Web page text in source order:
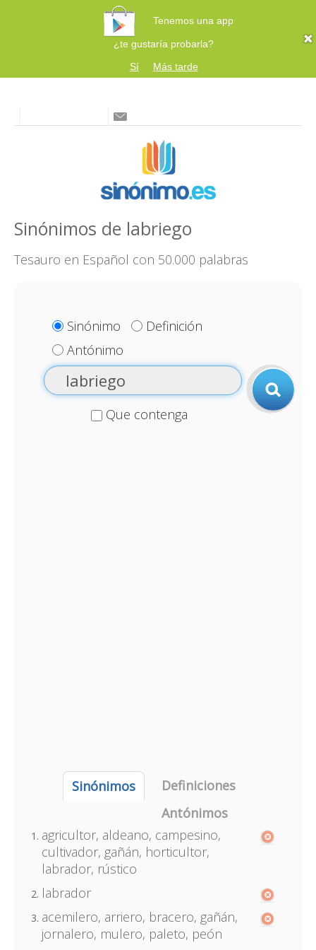
Tenemos una app
¿te gustaría probarla?
Sí
Más tarde
Sinónimos de labriego
Tesauro en Español con 50.000 palabras
Sinónimo
Definición
Antónimo
Que contenga
Sinónimos
Definiciones
Antónimos
agricultor, aldeano, campesino,
cultivador, gañán, horticultor,
labrador, rústico
labrador
acemilero, arriero, bracero, gañán,
jornalero, mulero, paleto, peón